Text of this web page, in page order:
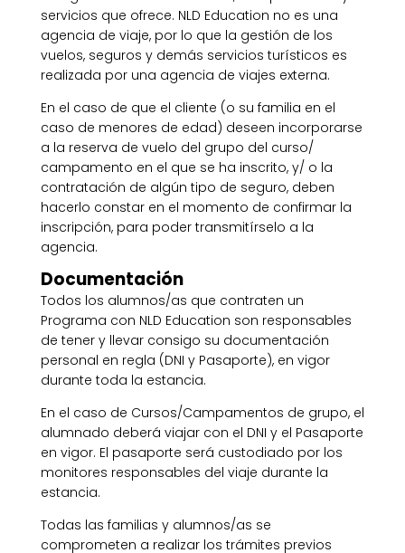
servicios que ofrece. NLD Education no es una
agencia de viaje, por lo que la gestión de los
vuelos, seguros y demás servicios turísticos es
realizada por una agencia de viajes externa.
En el caso de que el cliente (o su familia en el
caso de menores de edad) deseen incorporarse
a la reserva de vuelo del grupo del curso/
campamento en el que se ha inscrito, y/ o la
contratación de algún tipo de seguro, deben
hacerlo constar en el momento de confirmar la
inscripción, para poder transmitírselo a la
agencia.
Documentación
Todos los alumnos/as que contraten un
Programa con NLD Education son responsables
de tener y llevar consigo su documentación
personal en regla (DNI y Pasaporte), en vigor
durante toda la estancia.
En el caso de Cursos/Campamentos de grupo, el
alumnado deberá viajar con el DNI y el Pasaporte
en vigor. El pasaporte será custodiado por los
monitores responsables del viaje durante la
estancia.
Todas las familias y alumnos/as se
comprometen a realizar los trámites previos